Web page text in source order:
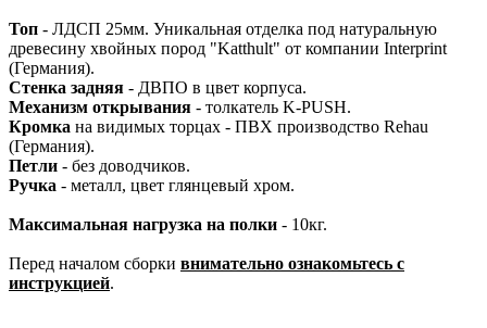
Топ - ЛДСП 25мм. Уникальная отделка под натуральную
древесину хвойных пород "Katthult" от компании Interprint
(Германия).
Стенка задняя - ДВПО в цвет корпуса.
Механизм открывания - толкатель K-PUSH.
Кромка на видимых торцах - ПВХ производство Rehau
(Германия).
Петли - без доводчиков.
Ручка - металл, цвет глянцевый хром.
Максимальная нагрузка на полки - 10кг.
Перед началом сборки внимательно ознакомьтесь с
инструкцией.